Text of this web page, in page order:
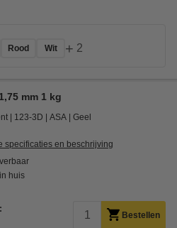
Rood Wit + 2
mm 1 kg
123-3D ASA Geel
specificaties en beschrijving
huis
Bestellen